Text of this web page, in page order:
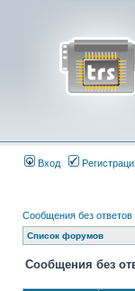
Вход
Сообщения без ответов
Список форумов
Сообщения без